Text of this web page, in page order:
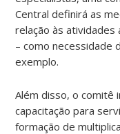
Central definirá as
relação às atividades
– como necessidade
exemplo.
Além disso, o comitê
capacitação para
formação de